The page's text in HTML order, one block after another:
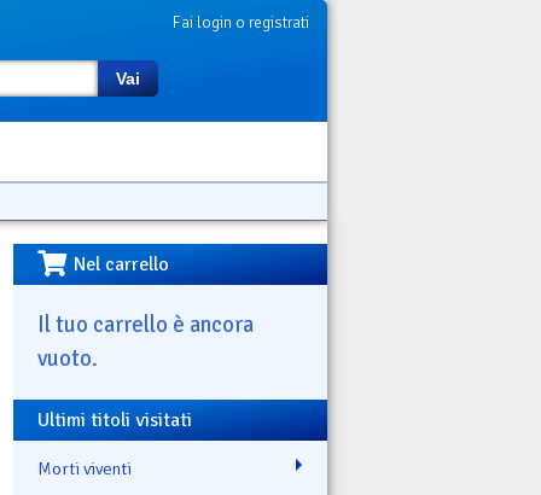
Fai login o registrati
Vai
Nel carrello
Il tuo carrello è ancora
vuoto.
Ultimi titoli visitati
Morti viventi